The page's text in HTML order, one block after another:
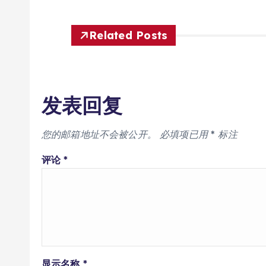
Related Posts
发表回复
您的邮箱地址不会被公开。 必填项已用* 标注
评论*
显示名称 *